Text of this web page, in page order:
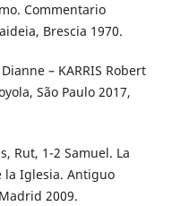
Commentario
Brescia 1970.
Dianne – KARRIS Robert
São Paulo 2017,
Rut, 1-2 Samuel. La
la Iglesia. Antiguo
2009.